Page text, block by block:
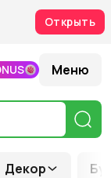
Открыть
Декор
Меню